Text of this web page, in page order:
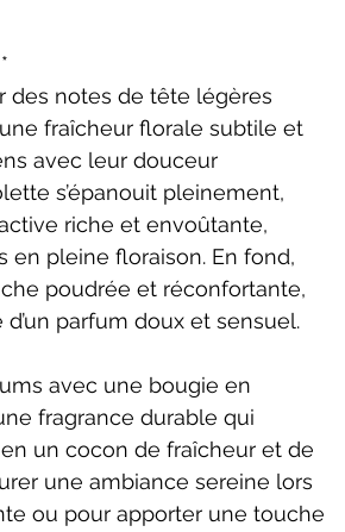
des notes de tête légères
fraîcheur florale subtile et
avec leur douceur
s’épanouit pleinement,
riche et envoûtante,
en pleine floraison. En fond,
poudrée et réconfortante,
parfum doux et sensuel.
avec une bougie en
fragrance durable qui
un cocon de fraîcheur et de
une ambiance sereine lors
ou pour apporter une touche